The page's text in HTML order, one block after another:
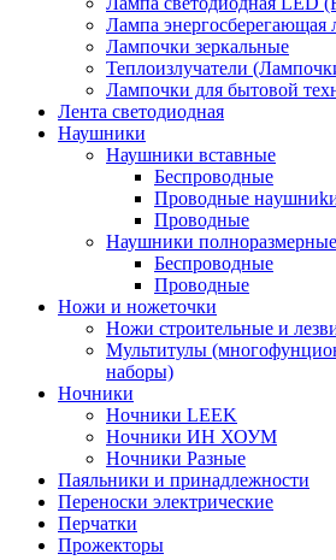
Лампа энергосберегающая
Лампочки зеркальные
Теплоизлучатели
Лампочки для бытовой
Лента светодиодная
Наушники
Наушники вставные
Беспроводные
Пpoвoдныe
Проводные
Наушники полноразмерные
Беспроводные
Проводные
Ножи и ножеточки
Ножи строительные и
Мультитулы
наборы)
Ночники
Ночники LEEK
Ночники ИН ХОУМ
Ночники Разные
Паяльники и принадлежности
Переноски электрические
Перчатки
Прожекторы